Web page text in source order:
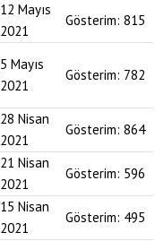
12 Mayıs
2021
Gösterim: 815
5 Mayıs
2021
Gösterim: 782
28 Nisan
2021
Gösterim: 864
21 Nisan
2021
Gösterim: 596
15 Nisan
2021
Gösterim: 495